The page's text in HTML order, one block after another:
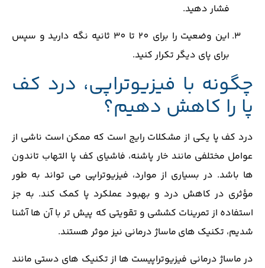
فشار دهید.
این وضعیت را برای 20 تا 30 ثانیه نگه دارید و سپس
برای پای دیگر تکرار کنید.
چگونه با فیزیوتراپی، درد کف
پا را کاهش دهیم؟
درد کف پا یکی از مشکلات رایج است که ممکن است ناشی از
عوامل مختلفی مانند خار پاشنه، فاشیای کف پا التهاب تاندون
‌ها باشد. در بسیاری از موارد، فیزیوتراپی می ‌تواند به طور
مؤثری در کاهش درد و بهبود عملکرد پا کمک کند. به جز
استفاده از تمرینات کششی و تقویتی که پیش تر با آن ها آشنا
شدیم، تکنیک های ماساژ درمانی نیز موثر هستند.
در ماساژ درمانی فیزیوتراپیست‌ ها از تکنیک ‌های دستی مانند